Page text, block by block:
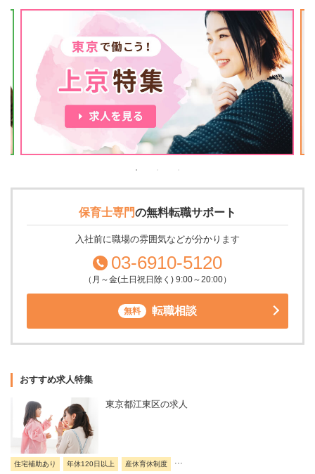
保育士専門の無料転職サポート
入社前に職場の雰囲気などが分かります
03-6910-5120
（月～金(土日祝日除く) 9:00～20:00）
無料 転職相談
おすすめ求人特集
東京都江東区の求人
住宅補助あり 年休120日以上 産休育休制度